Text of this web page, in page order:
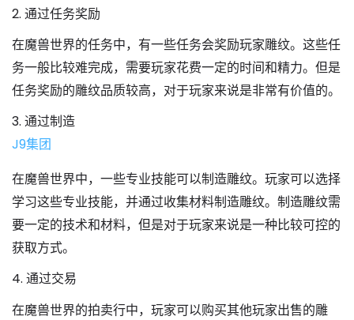
2. 通过任务奖励
在魔兽世界的任务中，有一些任务会奖励玩家雕纹。这些任
务一般比较难完成，需要玩家花费一定的时间和精力。但是
任务奖励的雕纹品质较高，对于玩家来说是非常有价值的。
3. 通过制造
J9集团
在魔兽世界中，一些专业技能可以制造雕纹。玩家可以选择
学习这些专业技能，并通过收集材料制造雕纹。制造雕纹需
要一定的技术和材料，但是对于玩家来说是一种比较可控的
获取方式。
4. 通过交易
在魔兽世界的拍卖行中，玩家可以购买其他玩家出售的雕